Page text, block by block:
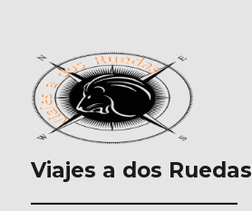
Viajes a dos Ruedas
___________________